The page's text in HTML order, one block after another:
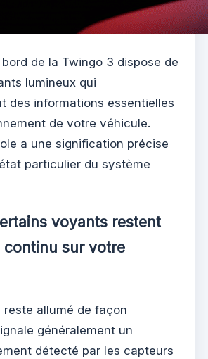
de la Twingo 3 dispose de
lumineux qui
des informations essentielles
de votre véhicule.
a une signification précise
particulier du système
voyants restent
continu sur votre
reste allumé de façon
généralement un
détecté par les capteurs